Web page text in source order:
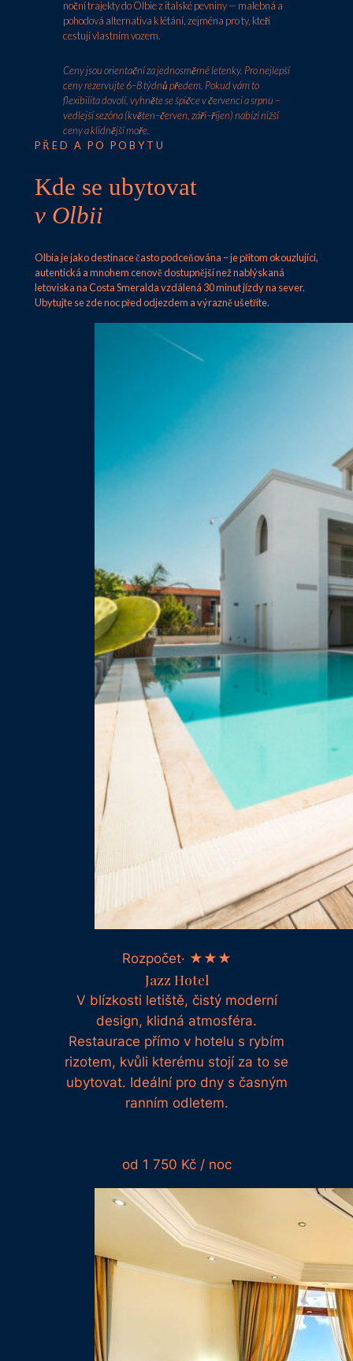
noční trajekty do Olbie z italské pevniny — malebná a
pohodová alternativa k létání, zejména pro ty, kteří
cestují vlastním vozem.
Ceny jsou orientační za jednosměrné letenky. Pro nejlepší
ceny rezervujte 6–8 týdnů předem. Pokud vám to
flexibilita dovolí, vyhněte se špičce v červenci a srpnu –
vedlejší sezóna (květen–červen, září–říjen) nabízí nižší
ceny a klidnější moře.
PŘED A PO POBYTU
Kde se ubytovat
v Olbii
Olbia je jako destinace často podceňována – je přitom okouzlující,
autentická a mnohem cenově dostupnější než nablýskaná
letoviska na Costa Smeralda vzdálená 30 minut jízdy na sever.
Ubytujte se zde noc před odjezdem a výrazně ušetříte.
Rozpočet· ★★★
Jazz Hotel
V blízkosti letiště, čistý moderní
design, klidná atmosféra.
Restaurace přímo v hotelu s rybím
rizotem, kvůli kterému stojí za to se
ubytovat. Ideální pro dny s časným
ranním odletem.
od 1 750 Kč / noc